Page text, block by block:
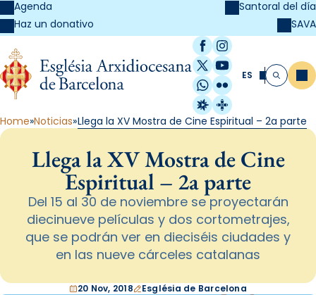
Agenda
Haz un donativo
Santoral del día
SAVA
Facebook
Instagram
X / Twitter
YouTube
WhatsApp
Flickr
Radio Estel
Catalunya
ES Buscar
Home Noticias Llega la XV Mostra de Cine Espiritual – 2a parte
Llega la XV Mostra de Cine
Espiritual – 2a parte
Del 15 al 30 de noviembre se proyectarán
diecinueve películas y dos cortometrajes,
que se podrán ver en dieciséis ciudades y
en las nueve cárceles catalanas
20 Nov, 2018 Església de Barcelona